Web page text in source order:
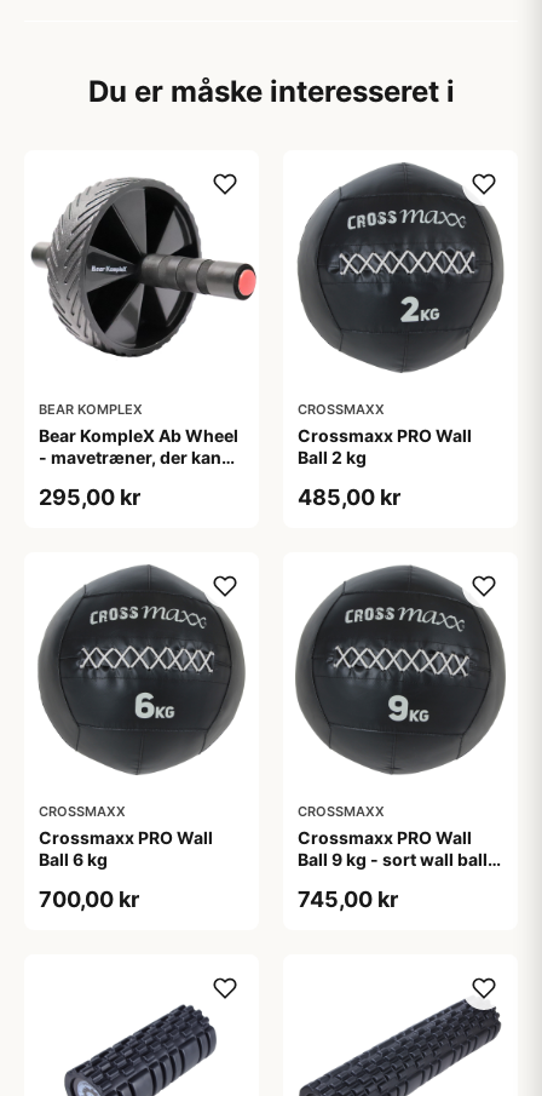
Du er måske interesseret i
BEAR KOMPLEX
Bear KompleX Ab Wheel
- mavetræner, der kan
295,00 kr
CROSSMAXX
Crossmaxx PRO Wall
Ball 2 kg
485,00 kr
CROSSMAXX
Crossmaxx PRO Wall
Ball 6 kg
700,00 kr
CROSSMAXX
Crossmaxx PRO Wall
Ball 9 kg - sort wall ball
745,00 kr